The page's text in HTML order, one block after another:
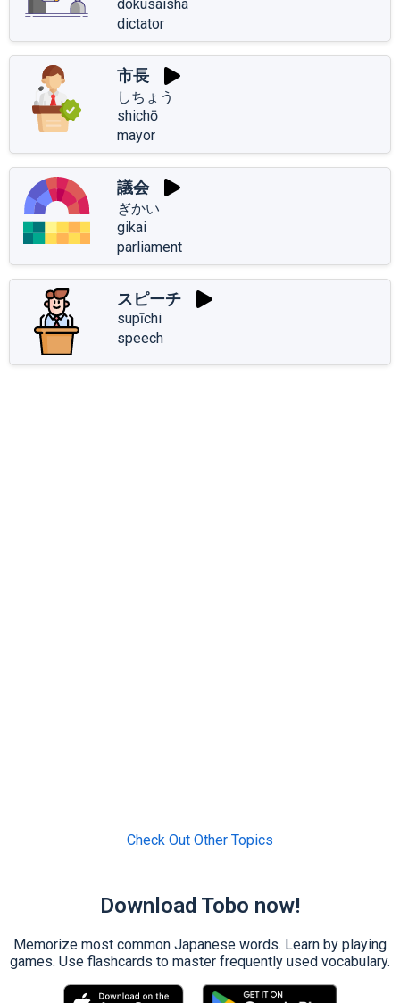
dokusaisha
dictator
市長
しちょう
shichō
mayor
議会
ぎかい
gikai
parliament
スピーチ
supīchi
speech
Check Out Other Topics
Download Tobo now!
Memorize most common Japanese words. Learn by playing
games. Use flashcards to master frequently used vocabulary.